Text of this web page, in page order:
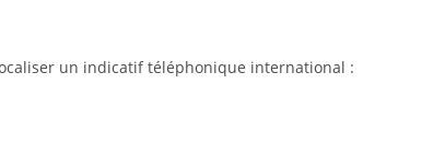
un indicatif téléphonique international :